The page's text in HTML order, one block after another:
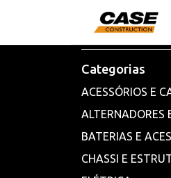
Categorias
ACESSÓRIOS E
ALTERNADORES
BATERIAS E
CHASSI E